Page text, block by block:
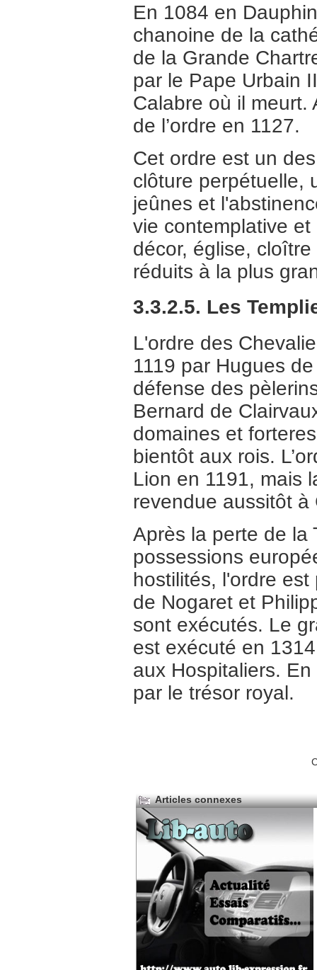
En 1084 en
chanoine de la
de la Grande
par le Pape Urbain
Calabre où il meurt.
de l’ordre en 1127.
Cet ordre est un
clôture perpétuelle,
jeûnes et
vie contemplative
décor, église,
réduits à la plus
3.3.2.5. Les
L'ordre des
1119 par Hugues
défense des
Bernard de
domaines et
bientôt aux rois.
Lion en 1191, mais
revendue aussitôt
Après la perte de la
possessions
hostilités, l'ordre
de Nogaret et
sont exécutés. Le
est exécuté en
aux Hospitaliers.
par le trésor royal.
Articles connexes